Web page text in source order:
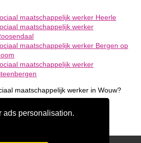
ads personalisation.
maatschappelijk werker Heerle
maatschappelijk werker
maatschappelijk werker Bergen op
maatschappelijk werker
maatschappelijk werker in Wouw?
aan